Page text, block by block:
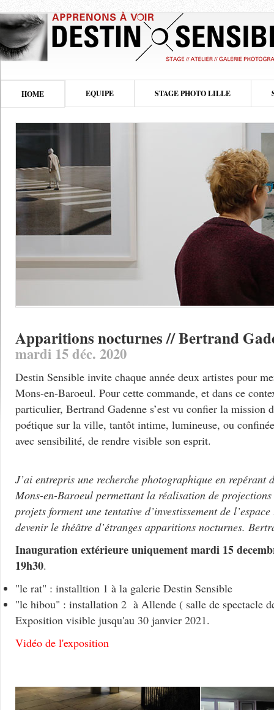
HOME EQUIPE STAGE PHOTO LILLE
Apparitions nocturnes // Bertrand
mardi 15 déc. 2020
Destin Sensible invite chaque année deux artistes pour
Mons-en-Baroeul. Pour cette commande, et dans ce
particulier, Bertrand Gadenne s’est vu confier la mission
poétique sur la ville, tantôt intime, lumineuse, ou
avec sensibilité, de rendre visible son esprit.
J’ai entrepris une recherche photographique en repérant
Mons-en-Baroeul permettant la réalisation de
projets forment une tentative d’investissement de
devenir le théâtre d’étranges apparitions nocturnes.
Inauguration extérieure uniquement mardi 15
19h30.
"le rat" : installtion 1 à la galerie Destin Sensible
"le hibou" : installation 2 à Allende ( salle de spectacle
Exposition visible jusqu'au 30 janvier 2021.
Vidéo de l'exposition